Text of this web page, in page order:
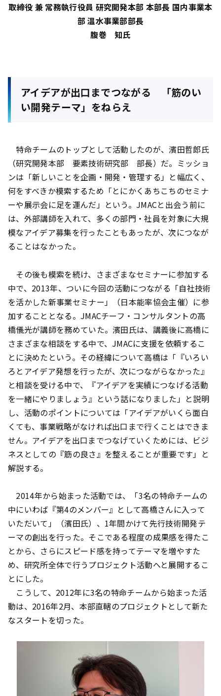
取締役 兼 常務執行役員 研究開発本部 本部長 国内事業本
部 温水事業部部長
腹巻 知氏
アイデアが出口までつながる 「筋のい
い開発テーマ」をねらえ
特命チームのトップとして活動したのが、濱田哲郎氏
（研究開発本部 要素技術研究部 部長）だ。ミッショ
ンは「新しいことを企画・開発・管理する」と幅広く、
何をすべきか模索するため「とにかくあちこちのセミナ
ーや展示会に足を運んだ」という。JMACと出会う前に
は、外部講師を入れて、多くの部門・社員を対象に大規
模なアイデア募集を行ったこともあったが、次につなが
ることはなかった。
その後も模索を続け、さまざまなセミナーに参加する
中で、2013年、ついに今回の活動につながる「自社技術
を活かした新事業セミナー」（日本能率協会主催）に参
加することとなる。JMACチーフ・コンサルタントの高
橋儀光が講師を務めていた。濱田氏は、講義後に高橋に
さまざまな相談をする中で、JMACに支援を依頼するこ
とに決めたという。その経緯について高橋は「『いろい
ろとアイデア発想を行ったが、次につながらなかった』
と相談を受ける中で、『アイデアを実績につなげる活動
を一緒にやりましょう』という話になりました」と説明
し、活動のポイントについては「アイデアがいくら面白
くても、事業戦略がなければ出口まで行くことはできま
せん。アイデアを出口までつなげていくためには、ビジ
ネスとしての『筋の良さ』を整えることが重要です」と
解説する。
2014年から始まった活動では、「3名の特命チームの
中にいわば『第4のメンバー』として高橋さんに入って
いただいて」（濱田氏）、1年間かけて先行技術開発テ
ーマの創出を行った。そこである程度の成果感を得たこ
とから、さらにスピード感を持ってテーマを増やすた
め、研究所全体で行うプロジェクト活動へと展開するこ
とにした。
こうして、2012年に3名の特命チームから始まった活
動は、2016年2月、本部直轄のプロジェクトとして新た
なスタートを切った。